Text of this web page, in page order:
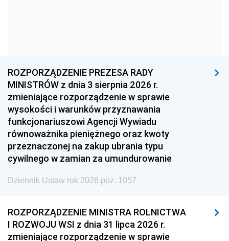
1957 1956
1954 1953
1951 1950
1948 1947
1945 1944 1939
1938 1937 1936
1935 1934
1929 1928 1927
1926 1925 1924
ROZPORZĄDZENIE PREZESA RADY
MINISTRÓW z dnia 3 sierpnia 2026 r.
zmieniające rozporządzenie w sprawie
wysokości i warunków przyznawania
funkcjonariuszowi Agencji Wywiadu
równoważnika pieniężnego oraz kwoty
przeznaczonej na zakup ubrania typu
cywilnego w zamian za umundurowanie
Dziennik Ustaw rok 2026 poz. 1057
ROZPORZĄDZENIE MINISTRA ROLNICTWA
I ROZWOJU WSI z dnia 31 lipca 2026 r.
zmieniające rozporządzenie w sprawie